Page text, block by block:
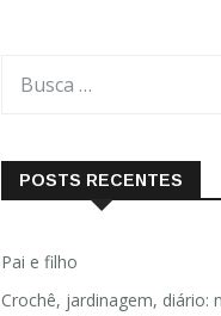
POSTS RECENTES
Pai e filho
Crochê, jardinagem, diário: